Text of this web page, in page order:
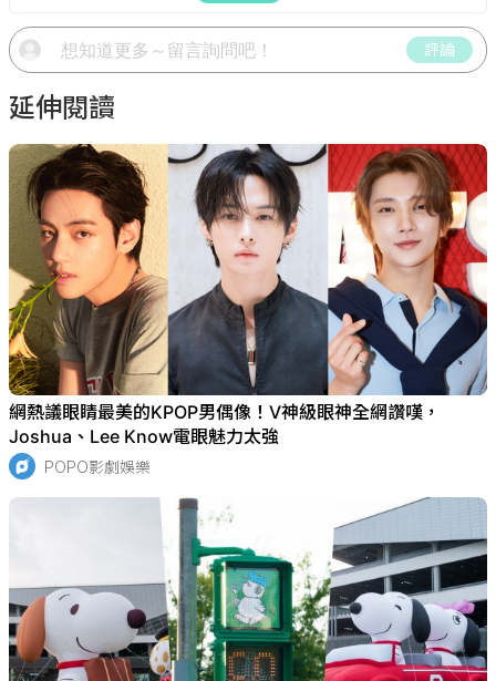
評論
延伸閱讀
網熱議眼睛最美的KPOP男偶像！V神級眼神全網讚嘆，
Joshua、Lee Know電眼魅力太強
POPO影劇娛樂